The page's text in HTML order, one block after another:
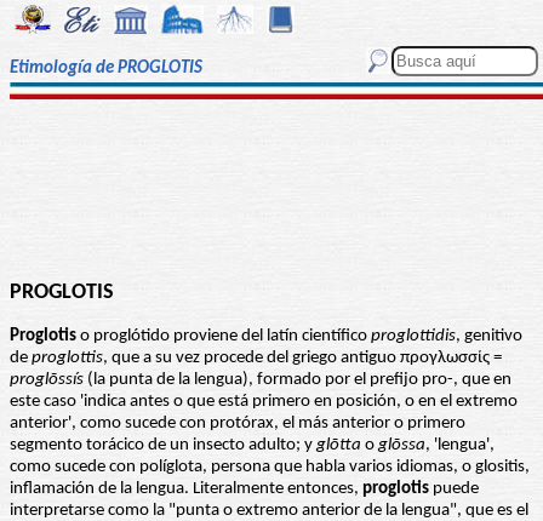
Etimología de PROGLOTIS
PROGLOTIS
Proglotis o proglótido proviene del latín científico proglottidis, genitivo
de proglottis, que a su vez procede del griego antiguo προγλωσσίς =
proglōssís (la punta de la lengua), formado por el prefijo pro-, que en
este caso 'indica antes o que está primero en posición, o en el extremo
anterior', como sucede con protórax, el más anterior o primero
segmento torácico de un insecto adulto; yglōtta oglōssa, 'lengua',
como sucede con políglota, persona que habla varios idiomas, o glositis,
inflamación de la lengua. Literalmente entonces, proglotis puede
interpretarse como la "punta o extremo anterior de la lengua", que es el